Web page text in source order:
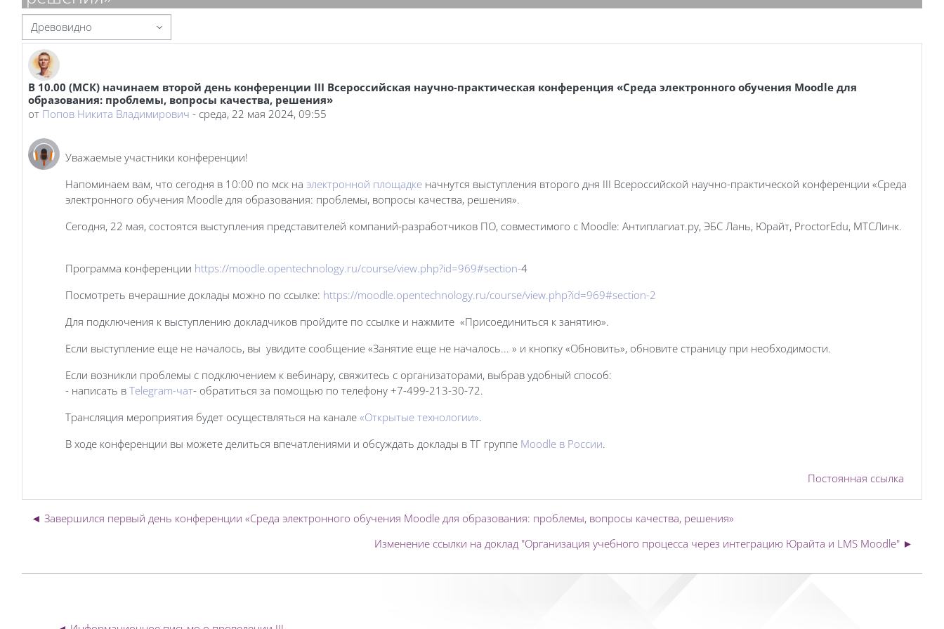
Режим отображения
В 10.00 (МСК) начинаем второй день конференции III Всероссийская научно-практическая конференция «Среда электронного обучения Moodle для
образования: проблемы, вопросы качества, решения»
от Попов Никита Владимирович - среда, 22 мая 2024, 09:55
Количество ответов: 0
Уважаемые участники конференции!
Напоминаем вам, что сегодня в 10:00 по мск на электронной площадке начнутся выступления второго дня III Всероссийской научно-практической конференции «Среда
электронного обучения Moodle для образования: проблемы, вопросы качества, решения».
Сегодня, 22 мая, состоятся выступления представителей компаний-разработчиков ПО, совместимого с Moodle: Антиплагиат.ру, ЭБС Лань, Юрайт, ProctorEdu, МТСЛинк.
Программа конференции https://moodle.opentechnology.ru/course/view.php?id=969#section-4
Посмотреть вчерашние доклады можно по ссылке: https://moodle.opentechnology.ru/course/view.php?id=969#section-2
Для подключения к выступлению докладчиков пройдите по ссылке и нажмите «Присоединиться к занятию».
Если выступление еще не началось, вы увидите сообщение «Занятие еще не началось... » и кнопку «Обновить», обновите страницу при необходимости.
Если возникли проблемы с подключением к вебинару, свяжитесь с организаторами, выбрав удобный способ:
- написать в Telegram-чат- обратиться за помощью по телефону +7-499-213-30-72.
Трансляция мероприятия будет осуществляться на канале «Открытые технологии».
В ходе конференции вы можете делиться впечатлениями и обсуждать доклады в ТГ группе Moodle в России.
Постоянная ссылка
◄ Завершился первый день конференции «Среда электронного обучения Moodle для образования: проблемы, вопросы качества, решения»
Изменение ссылки на доклад "Организация учебного процесса через интеграцию Юрайта и LMS Moodle" ►